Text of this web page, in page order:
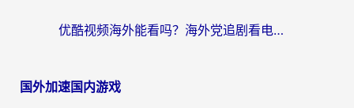
优酷视频海外能看吗？海外党追剧看电影的终极解决方案来了
国外加速国内游戏